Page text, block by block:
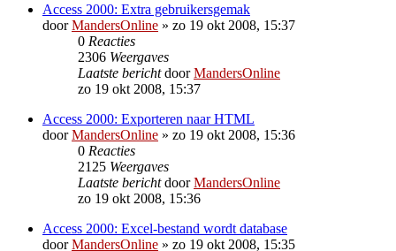
Access 2000: Extra gebruikersgemak
doorMandersOnline » zo 19 okt 2008, 15:37
0 Reacties
2306 Weergaves
Laatste berichtdoorMandersOnline
zo 19 okt 2008, 15:37
Access 2000: Exporteren naar HTML
doorMandersOnline » zo 19 okt 2008, 15:36
0 Reacties
2125 Weergaves
Laatste berichtdoorMandersOnline
zo 19 okt 2008, 15:36
Access 2000: Excel-bestand wordt database
doorMandersOnline » zo 19 okt 2008, 15:35